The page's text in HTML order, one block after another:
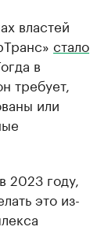
властей
стало
в
требует,
или
2023 году,
это из-